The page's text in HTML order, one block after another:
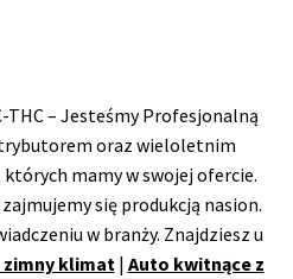
THC – Jesteśmy Profesjonalną
oraz wieloletnim
mamy w swojej ofercie.
się produkcją nasion.
w branży. Znajdziesz u
zimny klimat | Auto kwitnące z